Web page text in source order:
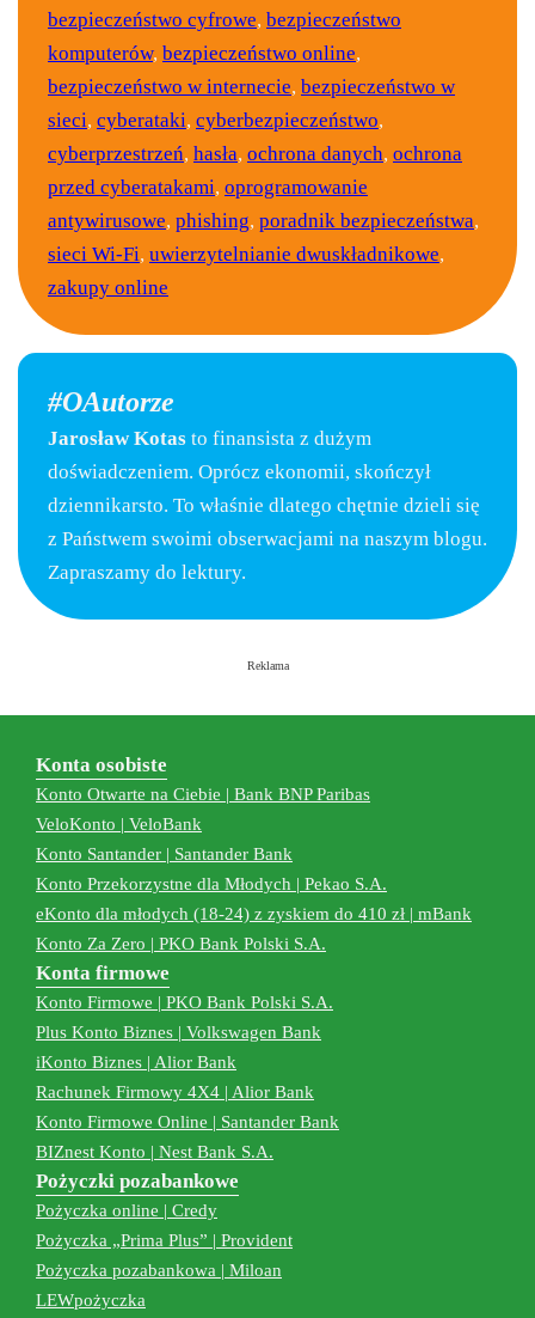
bezpieczeństwo cyfrowe, bezpieczeństwo
komputerów, bezpieczeństwo online,
bezpieczeństwo w internecie, bezpieczeństwo w
sieci, cyberataki, cyberbezpieczeństwo,
cyberprzestrzeń, hasła, ochrona danych, ochrona
przed cyberatakami, oprogramowanie
antywirusowe, phishing, poradnik bezpieczeństwa,
sieci Wi-Fi, uwierzytelnianie dwuskładnikowe,
zakupy online
#OAutorze
Jarosław Kotas to finansista z dużym
doświadczeniem. Oprócz ekonomii, skończył
dziennikarsto. To właśnie dlatego chętnie dzieli się
z Państwem swoimi obserwacjami na naszym blogu.
Zapraszamy do lektury.
Reklama
Konta osobiste
Konto Otwarte na Ciebie | Bank BNP Paribas
VeloKonto | VeloBank
Konto Santander | Santander Bank
Konto Przekorzystne dla Młodych | Pekao S.A.
eKonto dla młodych (18-24) z zyskiem do 410 zł | mBank
Konto Za Zero | PKO Bank Polski S.A.
Konta firmowe
Konto Firmowe | PKO Bank Polski S.A.
Plus Konto Biznes | Volkswagen Bank
iKonto Biznes | Alior Bank
Rachunek Firmowy 4X4 | Alior Bank
Konto Firmowe Online | Santander Bank
BIZnest Konto | Nest Bank S.A.
Pożyczki pozabankowe
Pożyczka online | Credy
Pożyczka „Prima Plus” | Provident
Pożyczka pozabankowa | Miloan
LEWpożyczka